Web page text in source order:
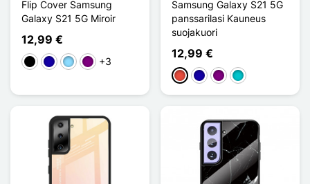
Flip Cover Samsung
Galaxy S21 5G Miroir
12,99 €
MustaBleu Foncé
Bleu Clair
Violet+3
Samsung Galaxy S21 5G
panssarilasi Kauneus
suojakuori
12,99 €
PunainenBleu Foncé
VioletTurquoise